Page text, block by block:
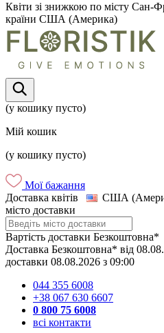
Квіти зі знижкою по місту Сан-
країни США (Америка)
(у кошику пусто)
Мій кошик
(у кошику пусто)
Мої бажання
Доставка квітів
США
місто доставки
Вартість доставки Безкоштовна*
Доставка Безкоштовна* від
доставки 08.08.2026 з 09:00
044 355 6008
+38 067 630 6607
0 800 75 6008
всі контакти